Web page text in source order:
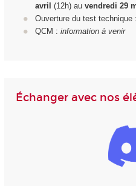
avril (12h) au vendredi 29
Ouverture du test technique :
QCM : information à venir
Échanger avec nos